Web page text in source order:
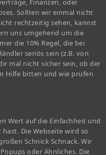
Finanzen, oder
Sollten wir einmal nicht
rechtzeitig sehen, kannst
uns umgehend um die
die 10% Regel, die bei
seriös sein (z.B. von
mal nicht sicher sein, ob der
Hilfe bitten und wie prüfen
Wert auf die Einfachheit und
Die Webseite wird so
Schnick Schnack. Wir
oder Ähnliches. Die